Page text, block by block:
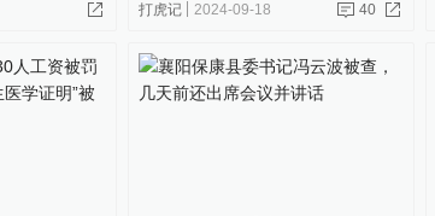
打虎记 2024-09-18 40